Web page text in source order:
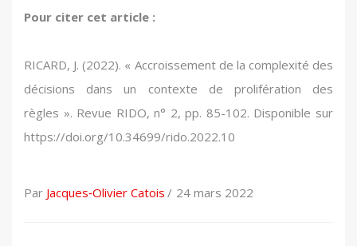
Companies in the extractive sector implement
they operate. These measures – training,
education, employment, infrastructure, health –
must benefit local populations. Companies
report on these activities by publishing the
Prolifération des règles ; Prise de décision ;
Rule proliferation; Decision making; Bounded
Pour citer cet article :
RICARD, J. (2022). « Accroissement de la complexité des
décisions dans un contexte de prolifération des
règles ». Revue RIDO, n° 2, pp. 85-102. Disponible sur
https://doi.org/10.34699/rido.2022.10
Par Jacques‑Olivier Catois 24 mars 2022